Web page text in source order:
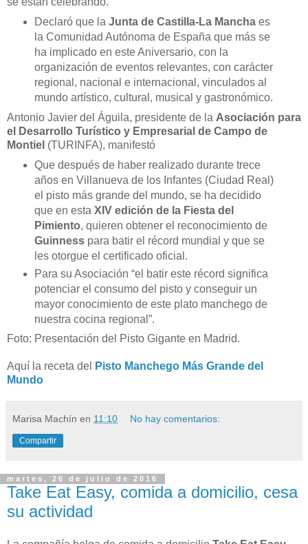
Declaró que la Junta de Castilla-La Manchaes
la Comunidad Autónoma de España que más se
ha implicado en este Aniversario, con la
organización de eventos relevantes, con carácter
regional, nacional e internacional, vinculados al
mundo artístico, cultural, musical y gastronómico.
Antonio Javier del Águila, presidente de la Asociación para
el Desarrollo Turístico y Empresarial de Campo de
Montiel (TURINFA), manifestó
Que después de haber realizado durante trece
años en Villanueva de los Infantes (Ciudad Real)
el pisto más grande del mundo, se ha decidido
que en esta XIV edición de la Fiesta del
Pimiento, quieren obtener el reconocimiento de
Guinnesspara batir el récord mundial y que se
les otorgue el certificado oficial.
Para su Asociación “el batir este récord significa
potenciar el consumo del pisto y conseguir un
mayor conocimiento de este plato manchego de
nuestra cocina regional”.
Foto: Presentación del Pisto Gigante en Madrid.
Aquí la receta del
Pisto Manchego Más Grande del
Mundo
Marisa Machín en 11:10 No hay comentarios:
Compartir
martes, 26 de julio de 2016
Take Eat Easy, comida a domicilio, cesa
su actividad